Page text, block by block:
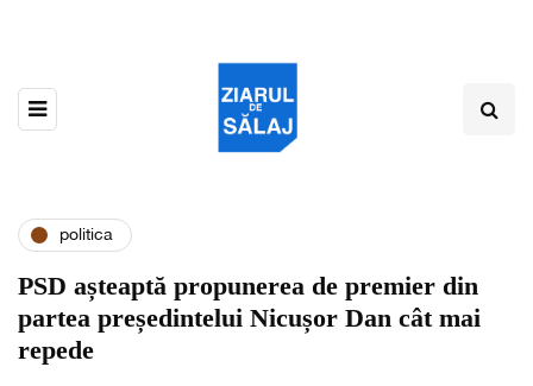
politica
PSD așteaptă propunerea de premier din
partea președintelui Nicușor Dan cât mai
repede